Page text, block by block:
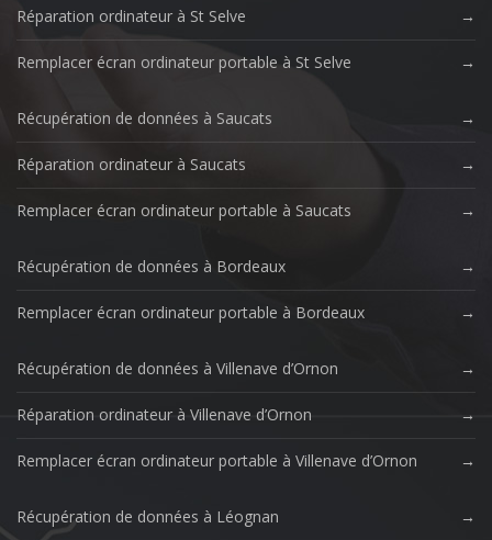
Réparation ordinateur à St Selve
Remplacer écran ordinateur portable à St Selve
Récupération de données à Saucats
Réparation ordinateur à Saucats
Remplacer écran ordinateur portable à Saucats
Récupération de données à Bordeaux
Remplacer écran ordinateur portable à Bordeaux
Récupération de données à Villenave d’Ornon
Réparation ordinateur à Villenave d’Ornon
Remplacer écran ordinateur portable à Villenave d’Ornon
Récupération de données à Léognan